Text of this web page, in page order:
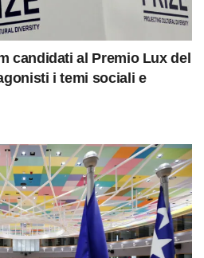
candidati al Premio Lux del
i temi sociali e